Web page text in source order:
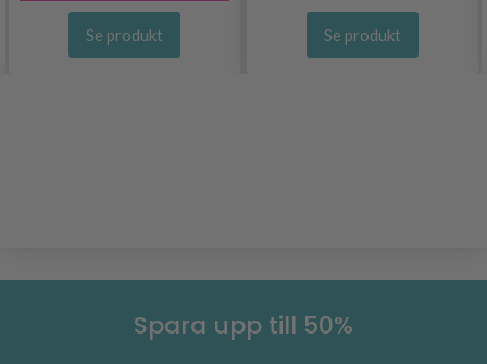
Se produkt Se produkt
Spara upp till 50%